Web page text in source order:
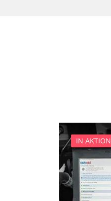
IN AKTION